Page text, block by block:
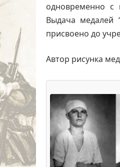
одновременно с
Выдача медалей
присвоено до
Автор рисунка